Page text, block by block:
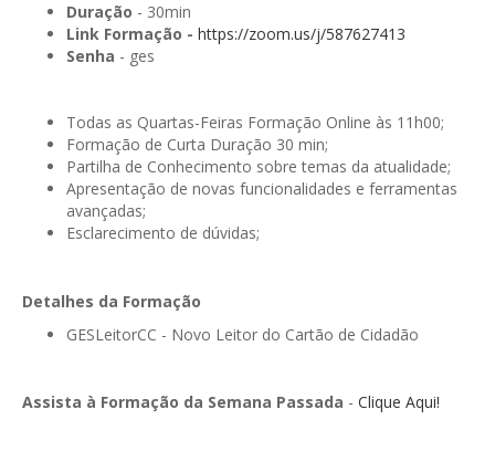
GESFeira
GESInventário
GESLicenciamento
GESSNC-AP Reg. Completo
Duração - 30min
Link Formação - https://zoom.us/j/587627413
Senha - ges
Todas as Quartas-Feiras Formação Online às 11h00;
Formação de Curta Duração 30 min;
Partilha de Conhecimento sobre temas da atualidade;
Apresentação de novas funcionalidades e ferramentas
avançadas;
Esclarecimento de dúvidas;
Detalhes da Formação
GESLeitorCC - Novo Leitor do Cartão de Cidadão
Assista à Formação da Semana Passada - Clique Aqui!